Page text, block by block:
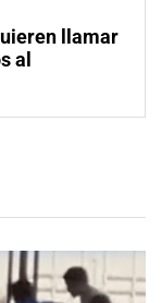
llamar
al